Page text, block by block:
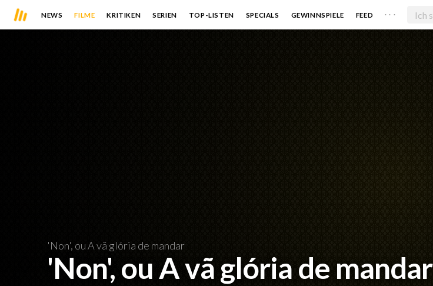
NEWS FILME KRITIKEN SERIEN TOP-LISTEN SPECIALS GEWINNSPIELE FEED . . .
'Non', ou A vã glória de mandar
'Non', ou A vã glória de mandar